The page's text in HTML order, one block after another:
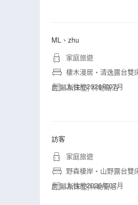
ML、zhu
家庭旅遊
棲木漫居・清逸露台雙
房|慕斯床墊| 科勒衞浴
入住於2026年07月
訪客
家庭旅遊
野森棲岸・山野露台雙
房|慕斯床墊|科勒衞浴
入住於2026年07月